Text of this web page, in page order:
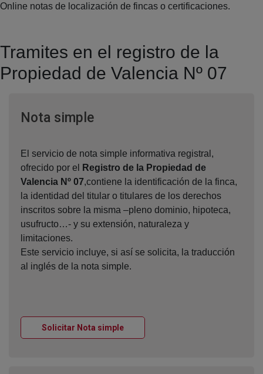
Online notas de localización de fincas o certificaciones.
Tramites en el registro de la
Propiedad de Valencia Nº 07
Nota simpleVentana nueva
El servicio de nota simple informativa registral,
ofrecido por el
Registro de la Propiedad de
Valencia Nº 07,contiene la identificación de la finca,
la identidad del titular o titulares de los derechos
inscritos sobre la misma –pleno dominio, hipoteca,
usufructo…- y su extensión, naturaleza y
limitaciones.
Este servicio incluye, si así se solicita, la traducción
al inglés de la nota simple.
Solicitar Nota simpleVentana nueva